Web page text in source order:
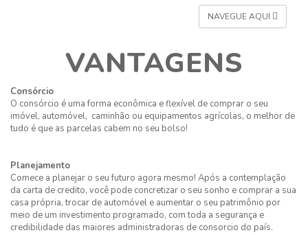
NAVEGUE AQUI
VANTAGENS
Consórcio
O consórcio é uma forma econômica e flexível de comprar o seu
imóvel, automóvel, caminhão ou equipamentos agrícolas, o melhor de
tudo é que as parcelas cabem no seu bolso!
Planejamento
Comece a planejar o seu futuro agora mesmo! Após a contemplação
da carta de credito, você pode concretizar o seu sonho e comprar a sua
casa própria, trocar de automóvel e aumentar o seu patrimônio por
meio de um investimento programado, com toda a segurança e
credibilidade das maiores administradoras de consorcio do país.